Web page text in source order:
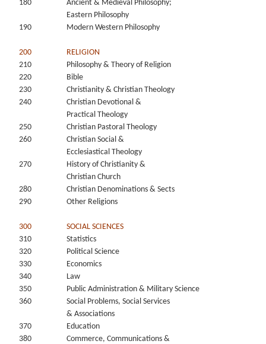
180
Ancient & Medieval Philosophy;
Eastern Philosophy
190
Modern Western Philosophy
200
RELIGION
210
Philosophy & Theory of Religion
220
Bible
230
Christianity & Christian Theology
240
Christian Devotional &
Practical Theology
250
Christian Pastoral Theology
260
Christian Social &
Ecclesiastical Theology
270
History of Christianity &
Christian Church
280
Christian Denominations & Sects
290
Other Religions
300
SOCIAL SCIENCES
310
Statistics
320
Political Science
330
Economics
340
Law
350
Public Administration & Military Science
360
Social Problems, Social Services
& Associations
370
Education
380
Commerce, Communications &